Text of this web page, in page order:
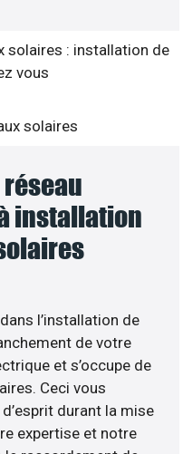
installation
l’installation de
de votre
et s’occupe de
Ceci vous
durant la mise
expertise et notre